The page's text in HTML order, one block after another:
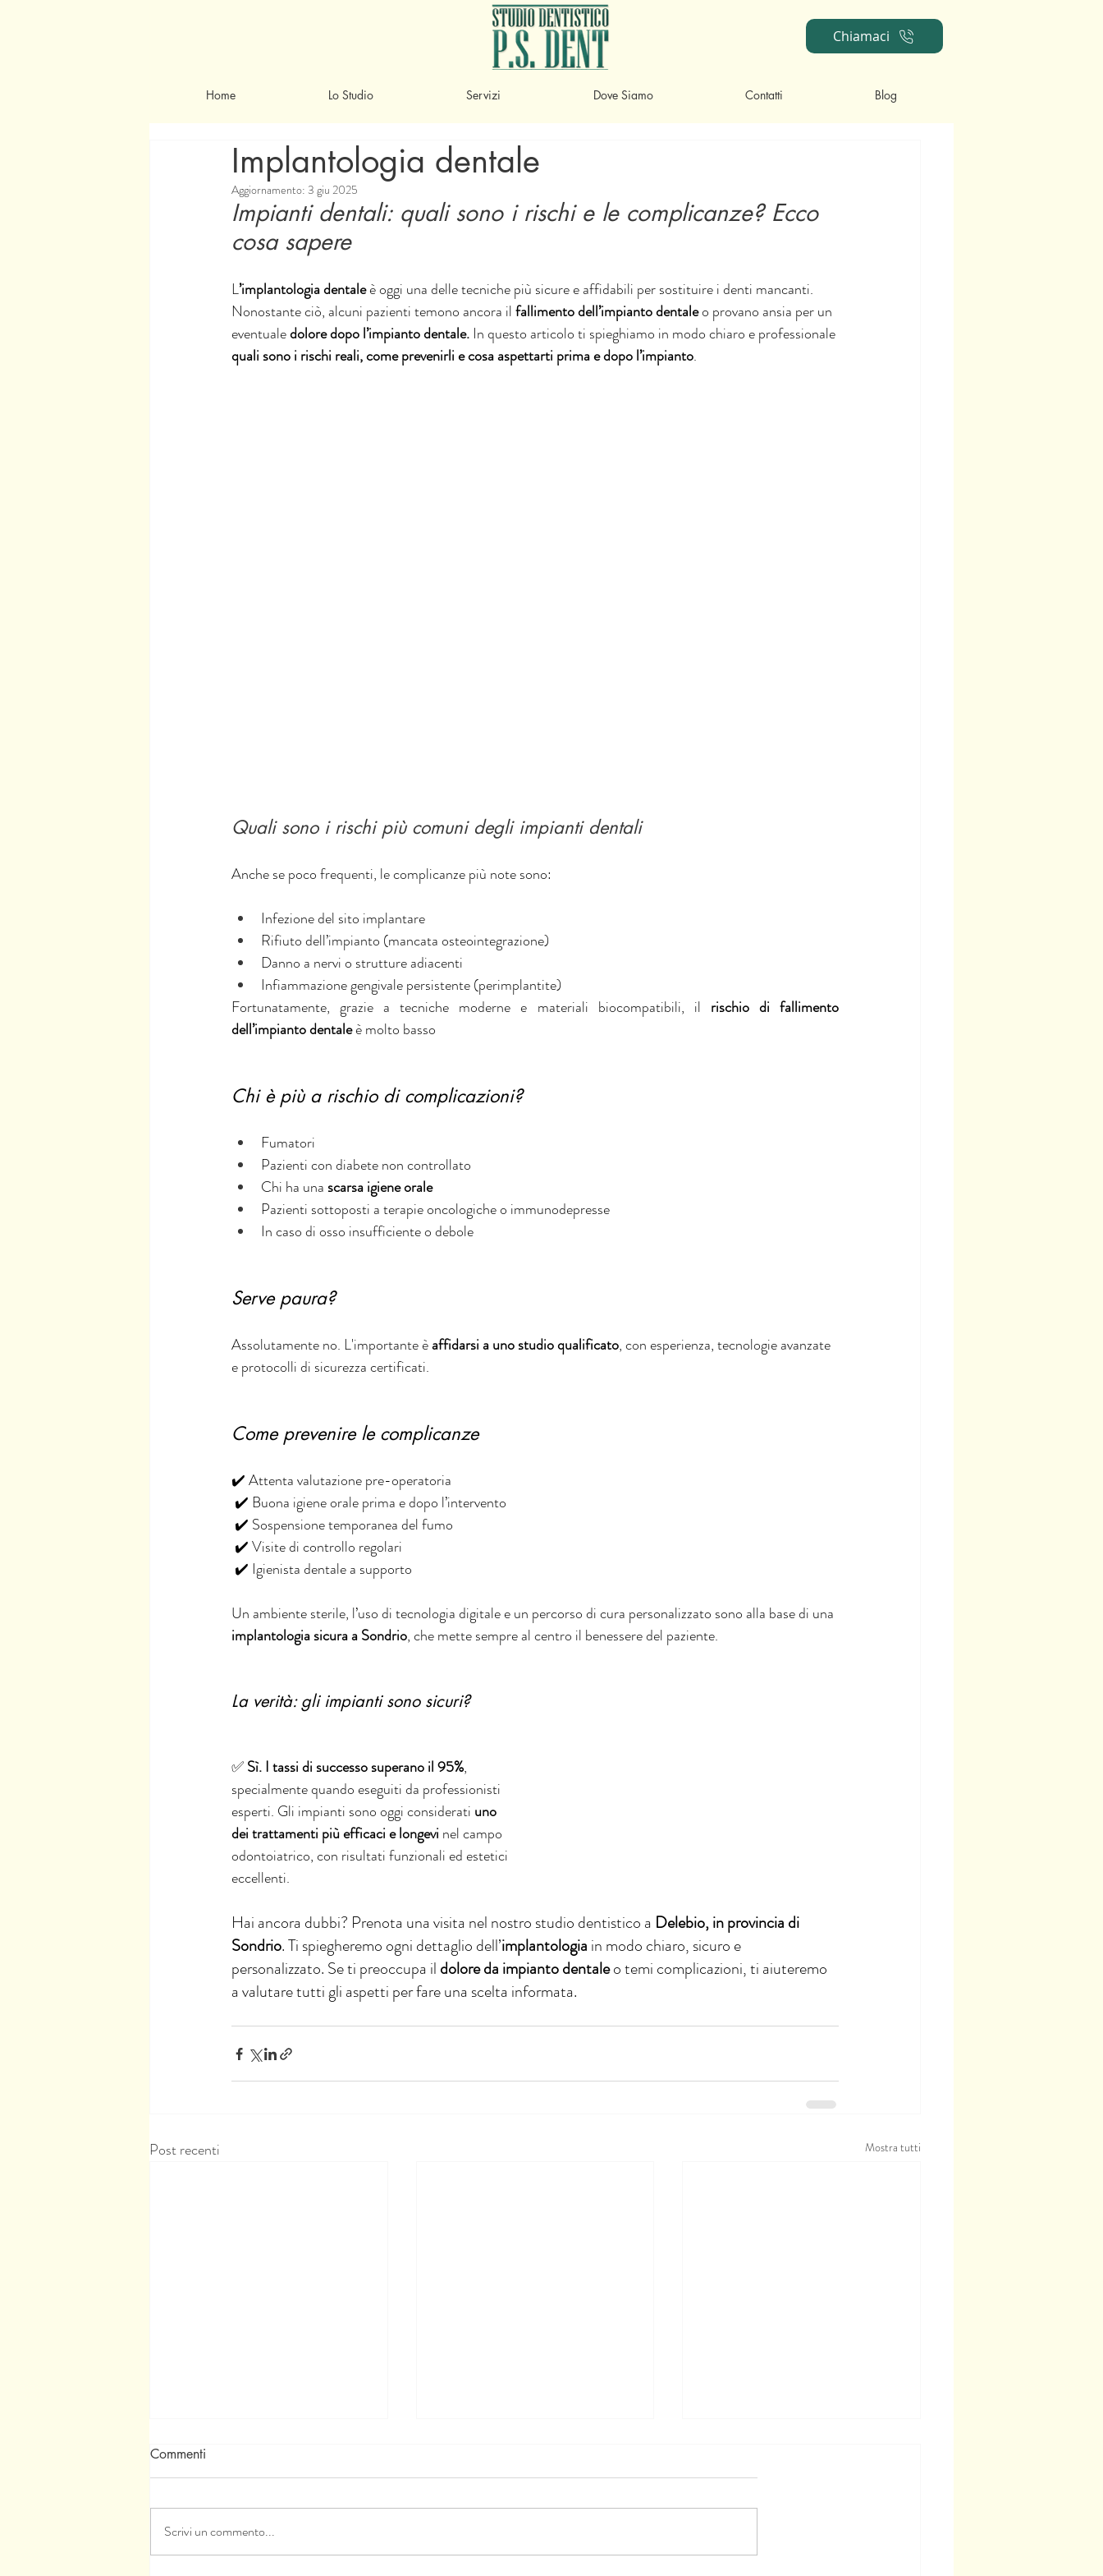
Chiamaci
Home Lo Studio Servizi Dove Siamo Contatti Blog
Implantologia dentale
Aggiornamento: 3 giu 2025
Impianti dentali: quali sono i rischi e le complicanze? Ecco
cosa sapere
L’implantologia dentale è oggi una delle tecniche più sicure e affidabili per sostituire i denti mancanti.
Nonostante ciò, alcuni pazienti temono ancora il fallimento dell’impianto dentale o provano ansia per un
eventuale dolore dopo l’impianto dentale. In questo articolo ti spieghiamo in modo chiaro e professionale
quali sono i rischi reali, come prevenirli e cosa aspettarti prima e dopo l’impianto.
Quali sono i rischi più comuni degli impianti dentali
Anche se poco frequenti, le complicanze più note sono:
Infezione del sito implantare
Rifiuto dell’impianto (mancata osteointegrazione)
Danno a nervi o strutture adiacenti
Infiammazione gengivale persistente (perimplantite)
Fortunatamente, grazie a tecniche moderne e materiali biocompatibili, il rischio di fallimento
dell’impianto dentale è molto basso
Chi è più a rischio di complicazioni?
Fumatori
Pazienti con diabete non controllato
Chi ha una scarsa igiene orale
Pazienti sottoposti a terapie oncologiche o immunodepresse
In caso di osso insufficiente o debole
Serve paura?
Assolutamente no. L'importante è affidarsi a uno studio qualificato, con esperienza, tecnologie avanzate
e protocolli di sicurezza certificati.
Come prevenire le complicanze
✔️ Attenta valutazione pre-operatoria
✔️ Buona igiene orale prima e dopo l’intervento
✔️ Sospensione temporanea del fumo
✔️ Visite di controllo regolari
✔️ Igienista dentale a supporto
Un ambiente sterile, l’uso di tecnologia digitale e un percorso di cura personalizzato sono alla base di una
implantologia sicura a Sondrio, che mette sempre al centro il benessere del paziente.
La verità: gli impianti sono sicuri?
✅ Sì. I tassi di successo superano il 95%,
specialmente quando eseguiti da professionisti
esperti. Gli impianti sono oggi considerati uno
dei trattamenti più efficaci e longevi nel campo
odontoiatrico, con risultati funzionali ed estetici
eccellenti.
Hai ancora dubbi? Prenota una visita nel nostro studio dentistico a Delebio, in provincia di
Sondrio. Ti spiegheremo ogni dettaglio dell’implantologia in modo chiaro, sicuro e
personalizzato. Se ti preoccupa il dolore da impianto dentale o temi complicazioni, ti aiuteremo
a valutare tutti gli aspetti per fare una scelta informata.
Post recenti Mostra tutti
Commenti
Scrivi un commento...